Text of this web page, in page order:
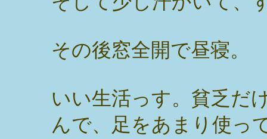
その後窓全開で昼寝。
いい生活っす。貧乏だ
んで、足をあまり使っ